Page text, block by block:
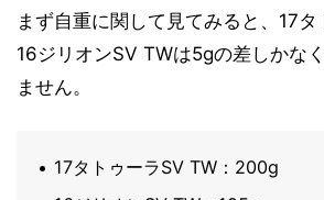
まず自重に関して見てみると、17
16ジリオンSV TWは5gの差しかな
ません。
17タトゥーラSV TW：200g